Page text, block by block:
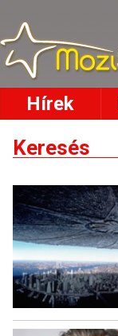
Hírek
Keresés